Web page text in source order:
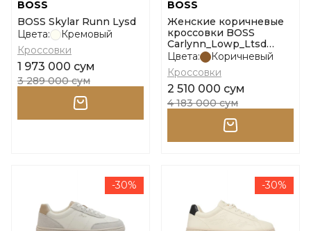
BOSS
BOSS Skylar Runn Lysd
Цвета:
Кремовый
Кроссовки
1 973 000 сум
3 289 000 сум
BOSS
Женские коричневые
кроссовки BOSS
Carlynn_Lowp_Ltsd
размер 35
Цвета:
Коричневый
Кроссовки
2 510 000 сум
4 183 000 сум
-30% -30%